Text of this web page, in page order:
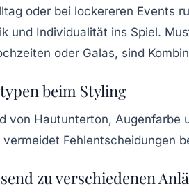
oder bei lockereren Events
und Individualität ins Spiel.
oder Galas, sind
beim Styling
von Hautunterton,
Fehlentscheidungen
zu verschiedenen